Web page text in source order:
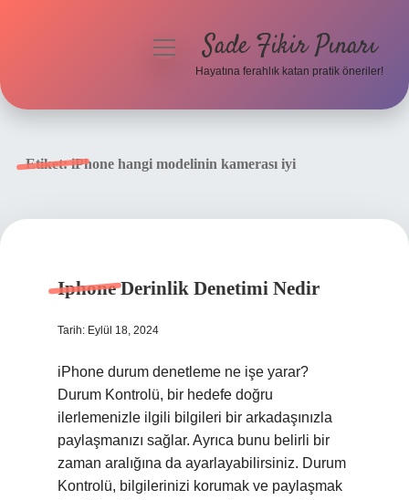
menüyüSade Fikir Pınarı
Hayatına ferahlık katan pratik öneriler!
Etiket:iPhone hangi modelinin kamerası iyi
Iphone Derinlik Denetimi Nedir
Tarih: Eylül 18, 2024
iPhone durum denetleme ne işe yarar?
Durum Kontrolü, bir hedefe doğru
ilerlemenizle ilgili bilgileri bir arkadaşınızla
paylaşmanızı sağlar. Ayrıca bunu belirli bir
zaman aralığına da ayarlayabilirsiniz. Durum
Kontrolü, bilgilerinizi korumak ve paylaşmak